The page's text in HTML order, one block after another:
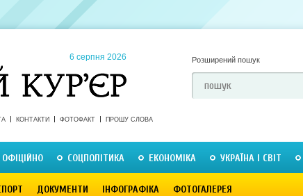
6 серпня 2026 Розширений пошук
КОНТАКТИ ФОТОФАКТ ПРОШУ СЛОВА
ОФІЦІЙНО СОЦПОЛІТИКА ЕКОНОМІКА УКРАЇНА І СВІТ
ДОКУМЕНТИ ІНФОГРАФІКА ФОТОГАЛЕРЕЯ